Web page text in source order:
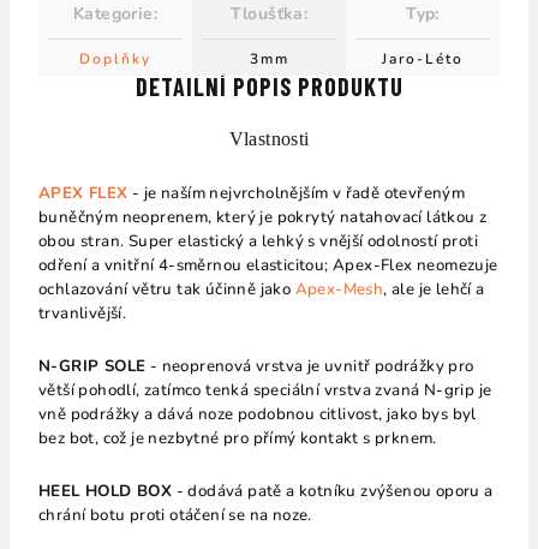
DETAILNÍ POPIS PRODUKTU
Vlastnosti
APEX FLEX - je naším nejvrcholnějším v řadě otevřeným
buněčným neoprenem, který je pokrytý natahovací látkou z
obou stran. Super elastický a lehký s vnější odolností proti
odření a vnitřní 4-směrnou elasticitou; Apex-Flex neomezuje
ochlazování větru tak účinně jako Apex-Mesh, ale je lehčí a
trvanlivější.
N-GRIP SOLE - neoprenová vrstva je uvnitř podrážky pro
větší pohodlí, zatímco tenká speciální vrstva zvaná N-grip je
vně podrážky a dává noze podobnou citlivost, jako bys byl
bez bot, což je nezbytné pro přímý kontakt s prknem.
HEEL HOLD BOX - dodává patě a kotníku zvýšenou oporu a
chrání botu proti otáčení se na noze.
Kategorie:
Doplňky
Tloušťka:
3mm
Typ:
Jaro-Léto